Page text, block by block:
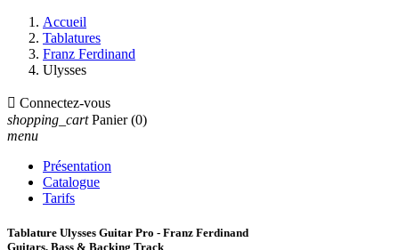
Accueil
Tablatures
Franz Ferdinand
Ulysses
 Connectez-vous
shopping_cart Panier (0)
menu
Présentation
Catalogue
Tarifs
Tablature Ulysses Guitar Pro - Franz Ferdinand
Guitars, Bass & Backing Track